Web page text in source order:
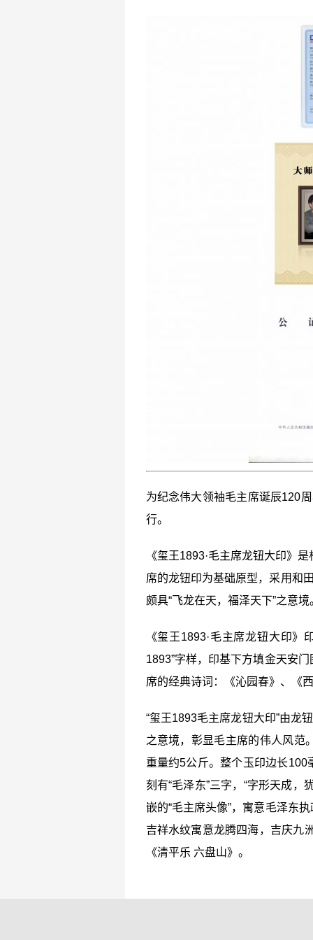
为纪念伟大领袖毛主席诞辰120
行。
《玺王1893·毛主席龙钮大印》
席的龙钮印为基础原型，采用和
颇具“飞龙在天，福泽天下”之意境
《玺王1893·毛主席龙钮大印
1893”字样，印基下方填金天安
席的经典诗词：《沁园春》、《
“玺王1893毛主席龙钮大印”由龙
之意境，彰显毛主席的伟人风范
重量约5公斤。整个玉印边长
刻有“毛泽东”三字，“字形天成，
嵌的“毛主席头像”，寓意毛泽东
吉祥水纹寓意龙腾四海，吉庆九
《清平乐 六盘山》。